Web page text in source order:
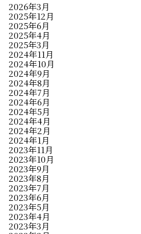
2026年3月
2025年12月
2025年6月
2025年4月
2025年3月
2024年11月
2024年10月
2024年9月
2024年8月
2024年7月
2024年6月
2024年5月
2024年4月
2024年2月
2024年1月
2023年11月
2023年10月
2023年9月
2023年8月
2023年7月
2023年6月
2023年5月
2023年4月
2023年3月